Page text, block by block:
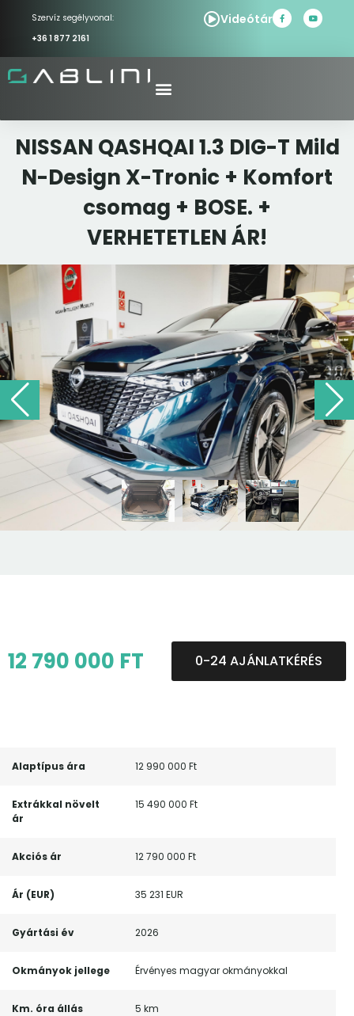
Szervíz segélyvonal:
+36 1 877 2161
Videótár
NISSAN QASHQAI 1.3 DIG-T Mild
N-Design X-Tronic + Komfort
csomag + BOSE. +
VERHETETLEN ÁR!
12 790 000 FT 0-24 AJÁNLATKÉRÉS
Alaptípus ára 12 990 000 Ft
Extrákkal növelt
ár
15 490 000 Ft
Akciós ár 12 790 000 Ft
Ár (EUR) 35 231 EUR
Gyártási év 2026
Okmányok jellege Érvényes magyar okmányokkal
Km. óra állás 5 km